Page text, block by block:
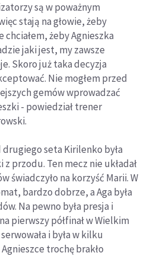
są w poważnym
stają na głowie, żeby
chciałem, żeby Agnieszka
jaki jest, my zawsze
Skoro już taka decyzja
Nie mogłem przed
gemów wprowadzać
- powiedział trener
seta Kirilenko była
przodu. Ten mecz nie układał
świadczyło na korzyść Marii. W
bardzo dobrze, a Aga była
Na pewno była presja i
pierwszy półfinał w Wielkim
i była w kilku
trochę brakło